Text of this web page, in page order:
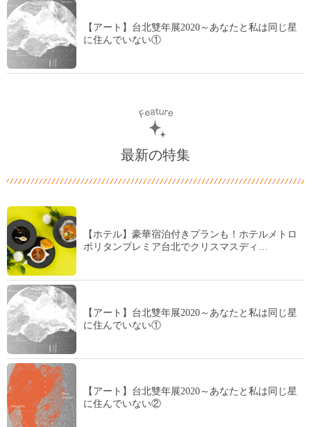
【アート】台北雙年展2020～あなたと私は同じ星
に住んでいない①
最新の特集
【ホテル】豪華宿泊付きプランも！ホテルメトロ
ポリタンプレミア台北でクリスマスディ…
【アート】台北雙年展2020～あなたと私は同じ星
に住んでいない①
【アート】台北雙年展2020～あなたと私は同じ星
に住んでいない②